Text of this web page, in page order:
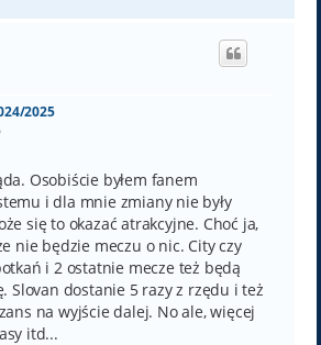
g
2025
Osobiście byłem fanem
i dla mnie zmiany nie były
się to okazać atrakcyjne. Choć ja,
nie będzie meczu o nic. City czy
i 2 ostatnie mecze też będą
Slovan dostanie 5 razy z rzędu i też
na wyjście dalej. No ale, więcej
itd...